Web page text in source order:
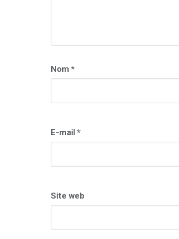
Nom *
E-mail *
Site web